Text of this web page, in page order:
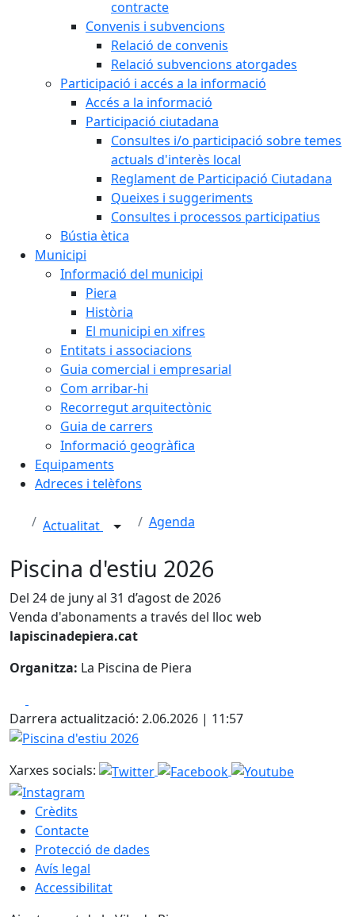
contracte
Convenis i subvencions
Relació de convenis
Relació subvencions atorgades
Participació i accés a la informació
Accés a la informació
Participació ciutadana
Consultes i/o participació sobre temes
actuals d'interès local
Reglament de Participació Ciutadana
Queixes i suggeriments
Consultes i processos participatius
Bústia ètica
Municipi
Informació del municipi
Piera
Història
El municipi en xifres
Entitats i associacions
Guia comercial i empresarial
Com arribar-hi
Recorregut arquitectònic
Guia de carrers
Informació geogràfica
Equipaments
Adreces i telèfons
Actualitat Agenda
Piscina d'estiu 2026
Del 24 de juny al 31 d’agost de 2026
Venda d'abonaments a través del lloc web
lapiscinadepiera.cat
Organitza: La Piscina de Piera
Darrera actualització: 2.06.2026 | 11:57
Piscina d'estiu 2026
Xarxes socials:
Crèdits
Contacte
Protecció de dades
Avís legal
Accessibilitat